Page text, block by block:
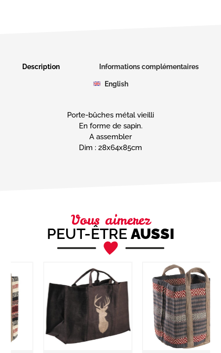
Description Informations complémentaires
English
Porte-bûches métal vieilli
En forme de sapin.
A assembler
Dim : 28x64x85cm
Vous aimerez
PEUT-ÊTRE AUSSI